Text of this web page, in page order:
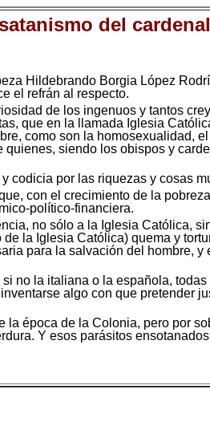
del
Hildebrando Borgia López
el refrán al respecto.
de los ingenuos y tantos
que en la llamada Iglesia
como son la homosexualidad,
siendo los obispos y
codicia por las riquezas y cosas
con el crecimiento de la
político-financiera.
no sólo a la Iglesia Católica,
la Iglesia Católica) quema y
para la salvación del hombre, y
no la italiana o la española,
algo con que pretender
época de la Colonia, pero por
Y esos parásitos